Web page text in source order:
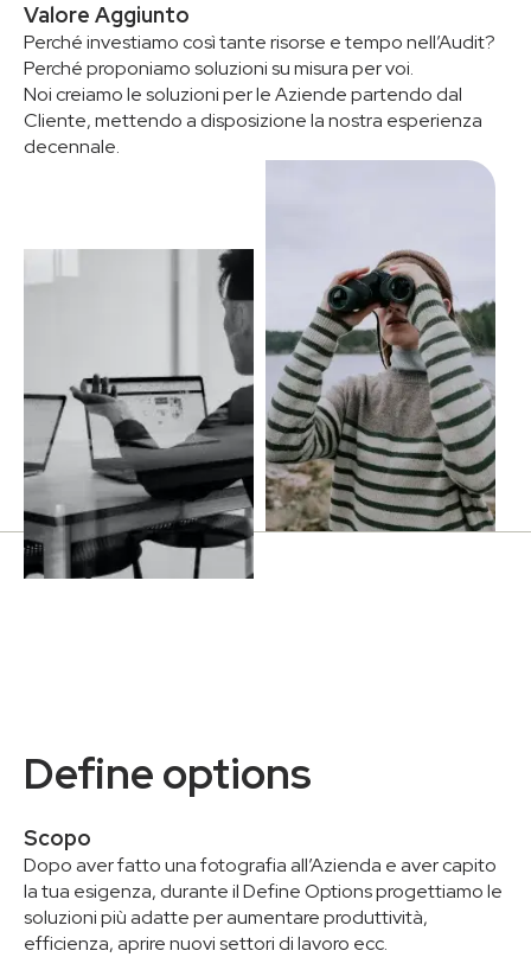
Valore Aggiunto
Perché investiamo così tante risorse e tempo nell’Audit?
Perché proponiamo soluzioni su misura per voi.
Noi creiamo le soluzioni per le Aziende partendo dal
Cliente, mettendo a disposizione la nostra esperienza
decennale.
Define options
Scopo
Dopo aver fatto una fotografia all’Azienda e aver capito
la tua esigenza, durante il Define Options progettiamo le
soluzioni più adatte per aumentare produttività,
efficienza, aprire nuovi settori di lavoro ecc.